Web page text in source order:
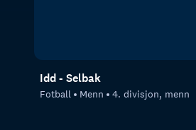
Idd - Selbak
Fotball Menn 4. divisjon, menn